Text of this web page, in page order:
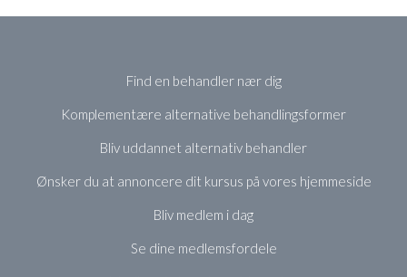
Find en behandler nær dig
Komplementære alternative behandlingsformer
Bliv uddannet alternativ behandler
Ønsker du at annoncere dit kursus på vores hjemmeside
Bliv medlem i dag
Se dine medlemsfordele